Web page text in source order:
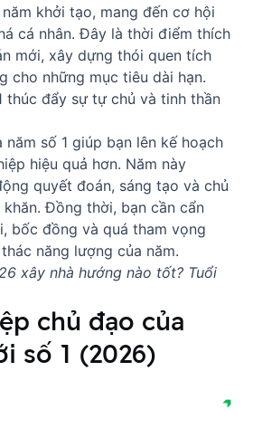
khởi tạo, mang đến cơ hội
cá nhân. Đây là thời điểm thích
mới, xây dựng thói quen tích
cho những mục tiêu dài hạn.
thúc đẩy sự tự chủ và tinh thần
số 1 giúp bạn lên kế hoạch
hiệu quả hơn. Năm này
quyết đoán, sáng tạo và chủ
Đồng thời, bạn cần cẩn
bốc đồng và quá tham vọng
năng lượng của năm.
xây nhà hướng nào tốt? Tuổi
chủ đạo của
số 1 (2026)